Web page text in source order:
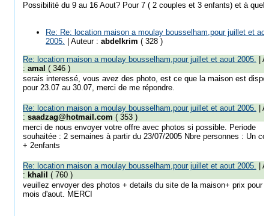
Possibilité du 9 au 16 Aout? Pour 7 ( 2 couples et 3 enfants) et à quel
Re: Re: location maison a moulay bousselham,pour juillet et
2005. | Auteur : abdelkrim ( 328 )
Re: location maison a moulay bousselham,pour juillet et aout 2005. |
: amal ( 346 )
serais interessé, vous avez des photo, est ce que la maison est
pour 23.07 au 30.07, merci de me répondre.
Re: location maison a moulay bousselham,pour juillet et aout 2005. |
: saadzag@hotmail.com ( 353 )
merci de nous envoyer votre offre avec photos si possible. Periode
souhaitée : 2 semaines à partir du 23/07/2005 Nbre personnes : Un
+ 2enfants
Re: location maison a moulay bousselham,pour juillet et aout 2005. |
: khalil ( 760 )
veuillez envoyer des photos + details du site de la maison+ prix pour
mois d'aout. MERCI